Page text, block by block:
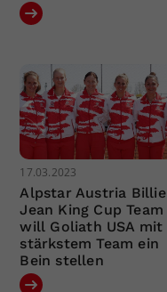
17.03.2023
Alpstar Austria Billie
Jean King Cup Team
will Goliath USA mit
stärkstem Team ein
Bein stellen